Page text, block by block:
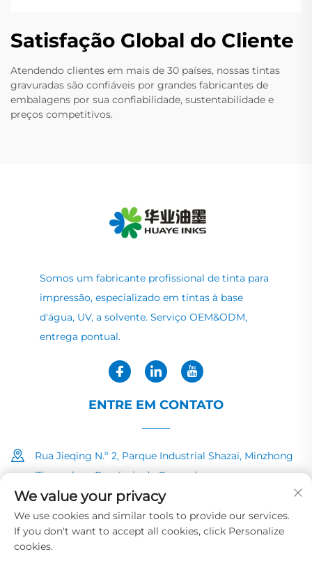
Satisfação Global do Cliente
Atendendo clientes em mais de 30 países, nossas tintas
gravuradas são confiáveis por grandes fabricantes de
embalagens por sua confiabilidade, sustentabilidade e
preços competitivos.
Somos um fabricante profissional de tinta para
impressão, especializado em tintas à base
d'água, UV, a solvente. Serviço OEM&ODM,
entrega pontual.
ENTRE EM CONTATO
Rua Jieqing N.º 2, Parque Industrial Shazai, Minzhong
Zhongshan, Província de Guangdong
+86-13726040081
[email protected]
We value your privacy
We use cookies and similar tools to provide our services.
If you don't want to accept all cookies, click Personalize
cookies.